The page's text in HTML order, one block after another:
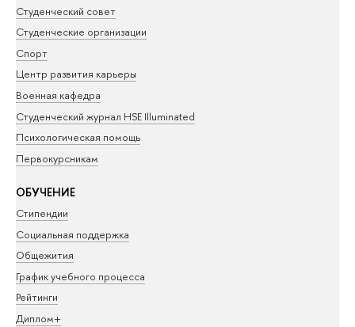
Студенческий совет
Студенческие организации
Спорт
Центр развития карьеры
Военная кафедра
Студенческий журнал HSE Illuminated
Психологическая помощь
Первокурсникам
ОБУЧЕНИЕ
Стипендии
Социальная поддержка
Общежития
График учебного процесса
Рейтинги
Диплом+